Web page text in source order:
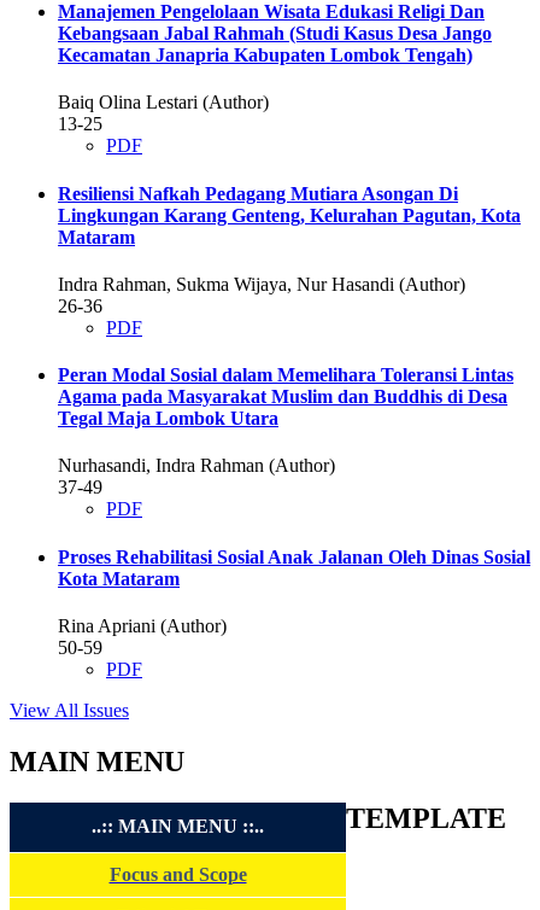
Manajemen Pengelolaan Wisata Edukasi Religi Dan
Kebangsaan Jabal Rahmah (Studi Kasus Desa Jango
Kecamatan Janapria Kabupaten Lombok Tengah)
Baiq Olina Lestari (Author)
13-25
PDF
Resiliensi Nafkah Pedagang Mutiara Asongan Di
Lingkungan Karang Genteng, Kelurahan Pagutan, Kota
Mataram
Indra Rahman, Sukma Wijaya, Nur Hasandi (Author)
26-36
PDF
Peran Modal Sosial dalam Memelihara Toleransi Lintas
Agama pada Masyarakat Muslim dan Buddhis di Desa
Tegal Maja Lombok Utara
Nurhasandi, Indra Rahman (Author)
37-49
PDF
Proses Rehabilitasi Sosial Anak Jalanan Oleh Dinas Sosial
Kota Mataram
Rina Apriani (Author)
50-59
PDF
View All Issues
MAIN MENU
..:: MAIN MENU ::..
Focus and Scope
TEMPLATE